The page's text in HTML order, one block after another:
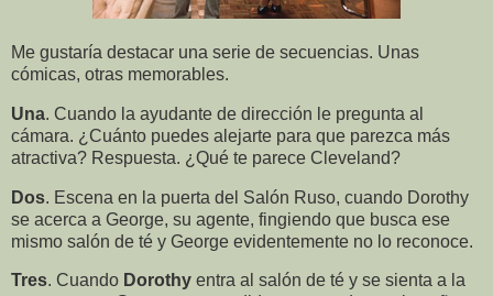
Me gustaría destacar una serie de secuencias. Unas
cómicas, otras memorables.
Una. Cuando la ayudante de dirección le pregunta al
cámara. ¿Cuánto puedes alejarte para que parezca más
atractiva? Respuesta. ¿Qué te parece Cleveland?
Dos. Escena en la puerta del Salón Ruso, cuando Dorothy
se acerca a George, su agente, fingiendo que busca ese
mismo salón de té y George evidentemente no lo reconoce.
Tres. Cuando Dorothy entra al salón de té y se sienta a la